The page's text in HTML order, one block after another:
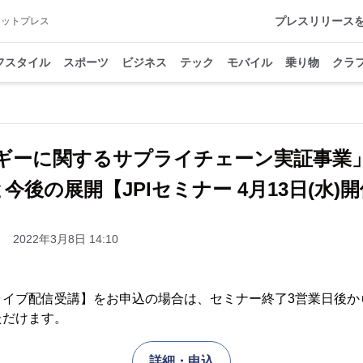
トプレス プレスリリース
スタイル スポーツ ビジネス テック モバイル 乗り物 クラ
ーに関するサプライチェーン実証事業
後の展開【JPIセミナー 4月13日(水)
2022年3月8日 14:10
ブ配信受講】をお申込の場合は、セミナー終了3営業日後
けます。